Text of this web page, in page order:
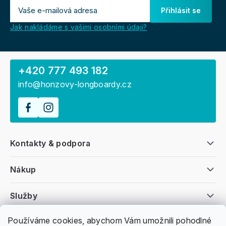
Používáme cookies, abychom Vám umožnili pohodlné
Přihlásit se
Jak nakládáme s vašimi osobními údaji?
Všeobecné informace
Nákup
Kontakty & podpora
Služby
+420 777 493 182
info@honzovy-longboardy.cz